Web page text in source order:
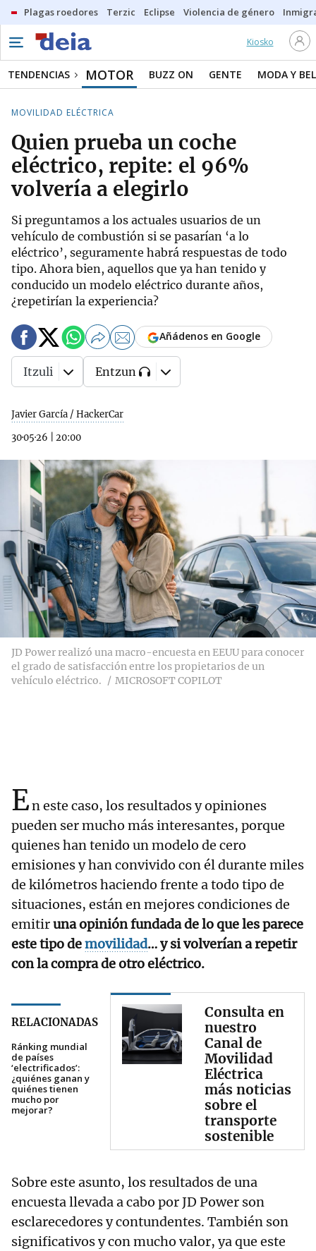
Plagas roedores Terzic Eclipse Violencia de género
Kiosko
TENDENCIAS MOTOR BUZZ ON GENTE MODA Y
MOVILIDAD ELÉCTRICA
Quien prueba un coche
eléctrico, repite: el 96%
volvería a elegirlo
Si preguntamos a los actuales usuarios de un
vehículo de combustión si se pasarían ‘a lo
eléctrico’, seguramente habrá respuestas de todo
tipo. Ahora bien, aquellos que ya han tenido y
conducido un modelo eléctrico durante años,
¿repetirían la experiencia?
Javier García / HackerCar
30·05·26
20:00
Añádenos en Google
Itzuli Entzun
JD Power realizó una macro-encuesta en EEUU para conocer
el grado de satisfacción entre los propietarios de un
vehículo eléctrico.
MICROSOFT COPILOT
En este caso, los resultados y opiniones
pueden ser mucho más interesantes, porque
quienes han tenido un modelo de cero
emisiones y han convivido con él durante miles
de kilómetros haciendo frente a todo tipo de
situaciones, están en mejores condiciones de
emitiruna opinión fundada de lo que les parece
este tipo demovilidad… y si volverían a repetir
con la compra de otro eléctrico.
RELACIONADAS
Ránking mundial
de países
‘electrificados’:
¿quiénes ganan y
quiénes tienen
mucho por
mejorar?
Consulta en
nuestro
Canal de
Movilidad
Eléctrica
más noticias
sobre el
transporte
sostenible
Sobre este asunto, los resultados de una
encuesta llevada a cabo por JD Power son
esclarecedores y contundentes. También son
significativos y con mucho valor, ya que este